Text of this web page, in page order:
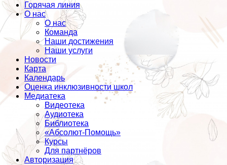
Горячая линия
О нас
О нас
Команда
Наши достижения
Наши услуги
Новости
Карта
Календарь
Оценка инклюзивности школ
Медиатека
Видеотека
Аудиотека
Библиотека
«Абсолют-Помощь»
Курсы
Для партнёров
Авторизация